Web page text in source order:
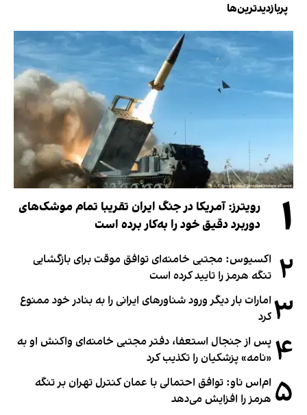
پربازدیدترین‌ها
۱
رویترز: آمریکا در جنگ ایران تقریبا تمام موشک‌های
دوربرد دقیق خود را به‌کار برده است
۲ اکسیوس: مجتبی خامنه‌ای توافق موقت برای بازگشایی
تنگه هرمز را تایید کرده است
۳ امارات بار دیگر ورود شناورهای ایرانی را به بنادر خود ممنوع
کرد
۴ پس از جنجال استعفا، دفتر مجتبی خامنه‌ای واکنش او به
«نامه» پزشکیان را تکذیب کرد
۵ ام‌اس ناو: توافق احتمالی با عمان کنترل تهران بر تنگه
هرمز را افزایش می‌دهد